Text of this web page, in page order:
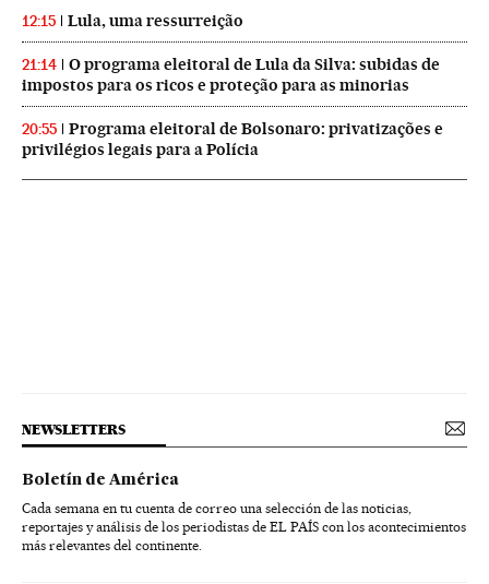
12:15 Lula, uma ressurreição
21:14
O programa eleitoral de Lula da Silva: subidas de
impostos para os ricos e proteção para as minorias
20:55
Programa eleitoral de Bolsonaro: privatizações e
privilégios legais para a Polícia
NEWSLETTERS
Boletín de América
Cada semana en tu cuenta de correo una selección de las noticias,
reportajes y análisis de los periodistas de EL PAÍS con los acontecimientos
más relevantes del continente.